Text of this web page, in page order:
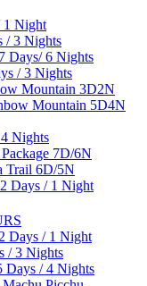
1 Night
/ 3 Nights
Days/ 6 Nights
/ 3 Nights
Mountain 3D2N
Mountain 5D4N
Nights
7D/6N
Trail 6D/5N
Days / 1 Night
Days / 1 Night
/ 3 Nights
Days / 4 Nights